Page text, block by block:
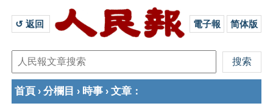
↺ 返回 電子報 简体版
首頁 › 分欄目 › 時事 › 文章 ：